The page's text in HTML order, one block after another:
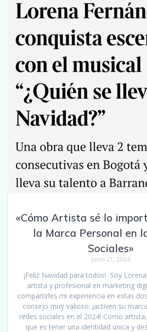
«Cómo Artista sé lo
la Marca Personal en
Sociales»
junio 21, 2024
¡Feliz Navidad para todos! Soy
artista y profesional en marketing
compartirles mi experiencia en estas
consejo muy valioso: ¡activen su
redes sociales en el 2024! Como
que es tener una identidad única y